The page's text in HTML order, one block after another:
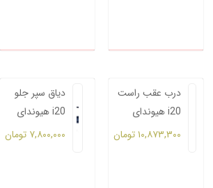
درب عقب راست
هیوندای i20
۱۰,۸۷۳,۳۰۰تومان
دیاق سپر جلو
هیوندای i20
۷,۸۰۰,۰۰۰ تومان